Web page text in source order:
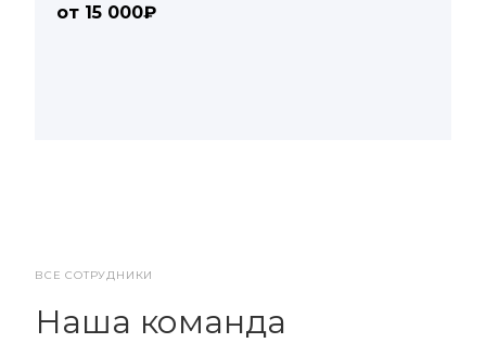
от 15 000₽
ВСЕ СОТРУДНИКИ
Наша команда